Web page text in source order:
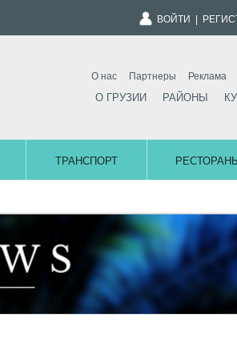
ВОЙТИ
О нас Партнеры Реклама
О ГРУЗИИ РАЙОНЫ
ТРАНСПОРТ РЕСТОРАНЫ